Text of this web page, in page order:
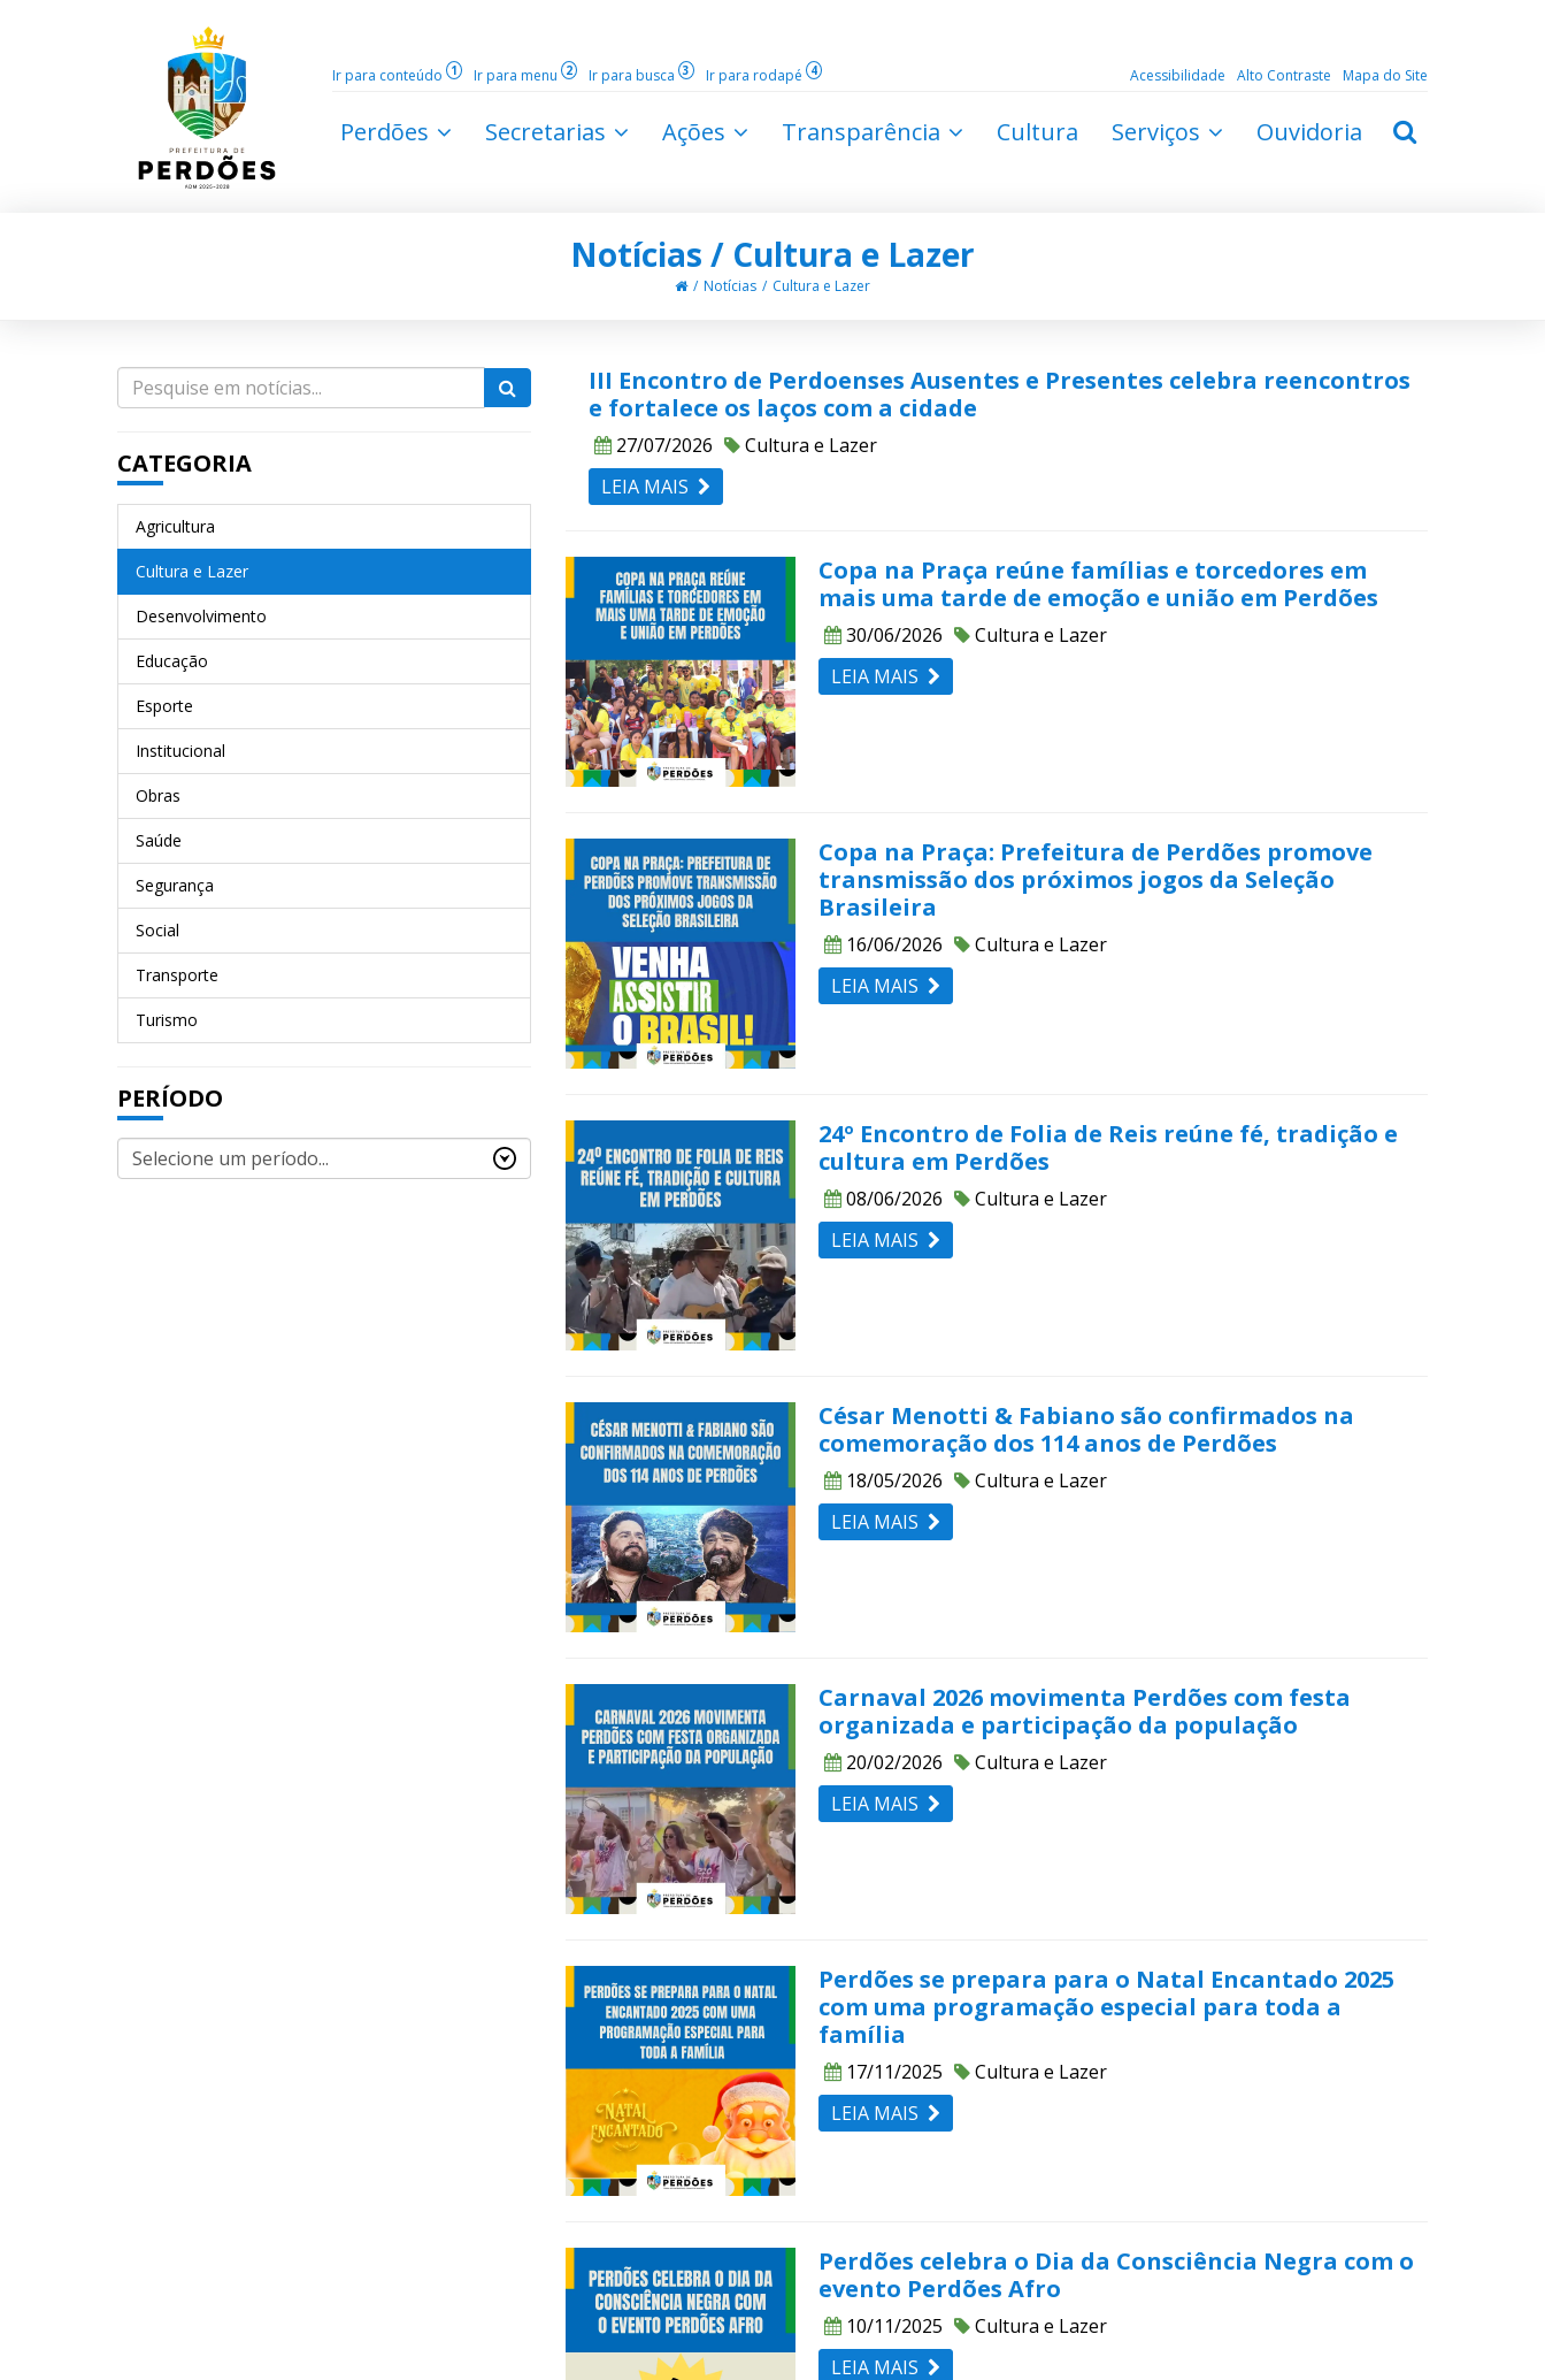
Ir para conteúdo 1 Ir para menu 2 Ir para busca 3 Ir para rodapé 4 Acessibilidade Alto Contraste Mapa do Site
Perdões Secretarias Ações Transparência Cultura Serviços Ouvidoria
Notícias / Cultura e Lazer
Notícias Cultura e Lazer
CATEGORIA
Agricultura
Cultura e Lazer
Desenvolvimento
Educação
Esporte
Institucional
Obras
Saúde
Segurança
Social
Transporte
Turismo
PERÍODO
III Encontro de Perdoenses Ausentes e Presentes celebra reencontros
e fortalece os laços com a cidade
27/07/2026
Cultura e Lazer
LEIA MAIS
Copa na Praça reúne famílias e torcedores em
mais uma tarde de emoção e união em Perdões
30/06/2026
Cultura e Lazer
LEIA MAIS
Copa na Praça: Prefeitura de Perdões promove
transmissão dos próximos jogos da Seleção
Brasileira
16/06/2026
Cultura e Lazer
LEIA MAIS
24º Encontro de Folia de Reis reúne fé, tradição e
cultura em Perdões
08/06/2026
Cultura e Lazer
LEIA MAIS
César Menotti & Fabiano são confirmados na
comemoração dos 114 anos de Perdões
18/05/2026
Cultura e Lazer
LEIA MAIS
Carnaval 2026 movimenta Perdões com festa
organizada e participação da população
20/02/2026
Cultura e Lazer
LEIA MAIS
Perdões se prepara para o Natal Encantado 2025
com uma programação especial para toda a
família
17/11/2025
Cultura e Lazer
LEIA MAIS
Perdões celebra o Dia da Consciência Negra com o
evento Perdões Afro
10/11/2025
Cultura e Lazer
LEIA MAIS